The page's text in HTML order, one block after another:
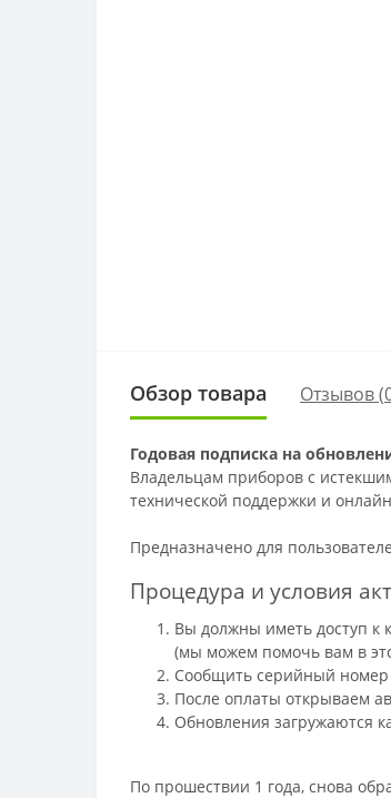
Обзор товара Отзывов (
Годовая подписка на
Владельцам приборов с
технической поддержки и
Предназначено для
Процедура и условия
Вы должны иметь доступ к
(мы можем помочь вам в
Сообщить серийный номер
После оплаты открываем
Обновления загружаются
По прошествии 1 года, снова